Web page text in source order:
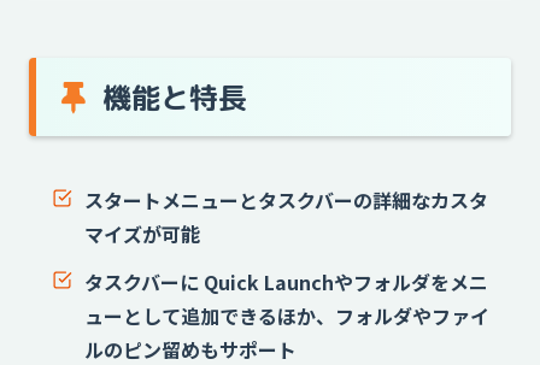
機能と特長
スタートメニューとタスクバーの詳細なカスタ
マイズが可能
タスクバーに Quick Launchやフォルダをメニ
ューとして追加できるほか、フォルダやファイ
ルのピン留めもサポート